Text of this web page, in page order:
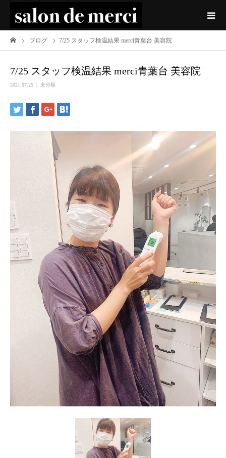
ブログ 7/25 スタッフ検温結果 merci青葉台 美容院
7/25 スタッフ検温結果 merci青葉台 美容院
2021.07.25 未分類